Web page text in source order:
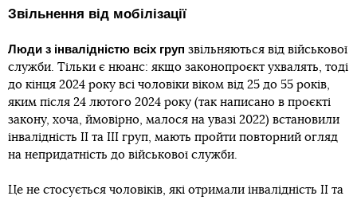
Звільнення від мобілізації
Люди з інвалідністю всіх груп звільняються від військової
служби. Тільки є нюанс: якщо законопроєкт ухвалять, тоді
до кінця 2024 року всі чоловіки віком від 25 до 55 років,
яким після 24 лютого 2024 року (так написано в проєкті
закону, хоча, ймовірно, малося на увазі 2022) встановили
інвалідність ІІ та ІІІ груп, мають пройти повторний огляд
на непридатність до військової служби.
Це не стосується чоловіків, які отримали інвалідність ІІ та